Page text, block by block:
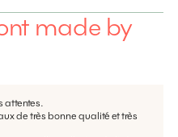
made by
attentes.
de très bonne qualité et très